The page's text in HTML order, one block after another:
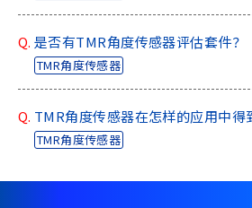
Q. 是否有TMR角度传感器评估套件？
TMR角度传感器
Q. TMR角度传感器在怎样的应用中得
TMR角度传感器